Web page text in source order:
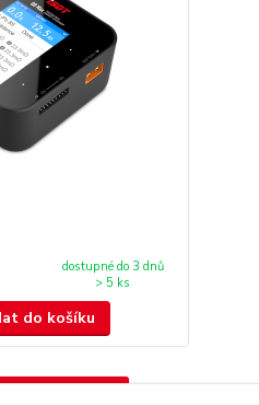
dostupné do 3 dnů
> 5 ks
do košíku